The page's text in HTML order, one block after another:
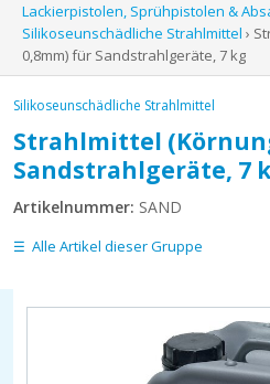
Lackierpistolen, Sprühpistolen &
Silikoseunschädliche Strahlmittel ›
0,8mm) für Sandstrahlgeräte, 7 kg
Silikoseunschädliche Strahlmittel
Strahlmittel
Sandstrahlgeräte, 7
Artikelnummer: SAND
Alle Artikel dieser Gruppe